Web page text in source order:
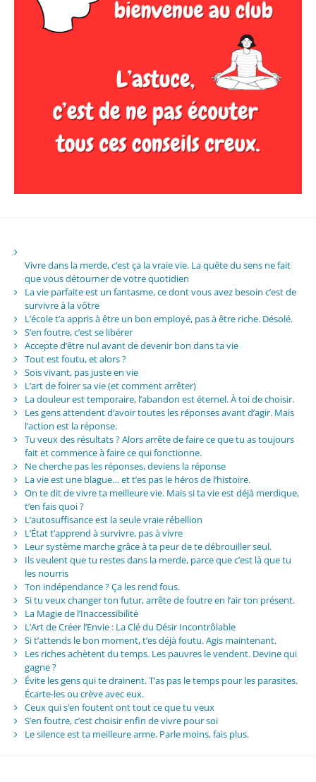
Vivre dans la merde, c’est ça la vraie vie. La quête du sens ne fait
que vous détourner de votre quotidien
La vie parfaite est un fantasme, ce dont vous avez besoin c’est de
survivre à la vôtre
L’école t’a appris à être un bon employé, pas à être riche. Désolé.
S’en foutre, c’est se libérer
Accepte d’être nul avant de devenir bon dans ta vie
Tout est foutu, et alors ?
Sois vivant, pas juste en vie
L’art de foirer sa vie (et comment arrêter)
La douleur est temporaire, l’abandon est éternel. À toi de choisir.
Les gens attendent d’avoir toutes les réponses avant d’agir. Mais
l’action est la réponse.
Tu veux des résultats ? Alors arrête de faire ce que tu as toujours
fait et commence à faire ce qui fonctionne.
Ne cherche pas les réponses, deviens la réponse
La vie est une blague… et t’es pas le héros de l’histoire.
On te dit de vivre ta meilleure vie. Mais si ta vie est déjà merdique,
t’en fais quoi ?
L’autosuffisance est la seule vraie rébellion
L’État t’apprend à survivre, pas à vivre
Leur système marche grâce à ta peur de te débrouiller seul.
Ils veulent que tu restes dans la merde, parce que c’est là que tu
les nourris
Ton indépendance ? Ça les rend fous.
Si tu veux changer ton futur, arrête de foutre en l’air ton présent.
La Magie de l’Inaccessibilité
L’Art de Créer l’Envie : La Clé du Désir Incontrôlable
Si t’attends le bon moment, t’es déjà foutu. Agis maintenant.
Les riches achètent du temps. Les pauvres le vendent. Devine qui
gagne ?
Évite les gens qui te drainent. T’as pas le temps pour les parasites.
Écarte-les ou crève avec eux.
Ceux qui s’en foutent ont tout ce que tu veux
S’en foutre, c’est choisir enfin de vivre pour soi
Le silence est ta meilleure arme. Parle moins, fais plus.